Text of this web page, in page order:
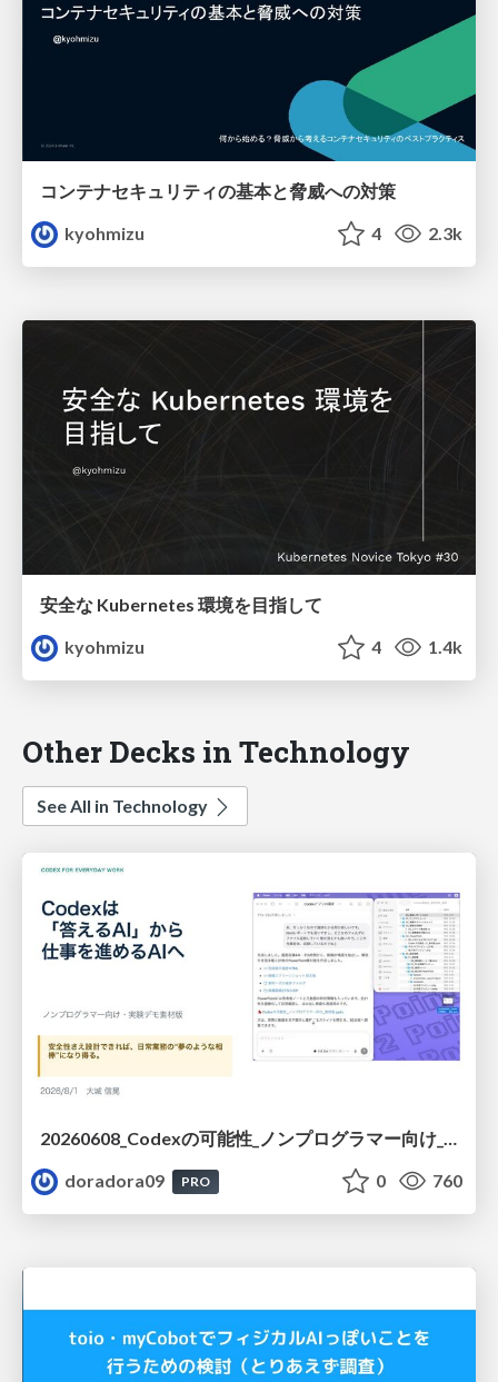
コンテナセキュリティの基本と脅威への対策
kyohmizu
4 2.3k
安全な Kubernetes 環境を目指して
kyohmizu
4 1.4k
Other Decks in Technology
See All in Technology
doradora09
PRO 0 760